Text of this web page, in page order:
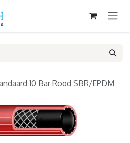
10 Bar Rood SBR/EPDM